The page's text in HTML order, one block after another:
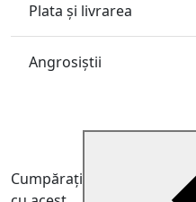
Plata și livrarea
Angrosiştii
Cumpărați